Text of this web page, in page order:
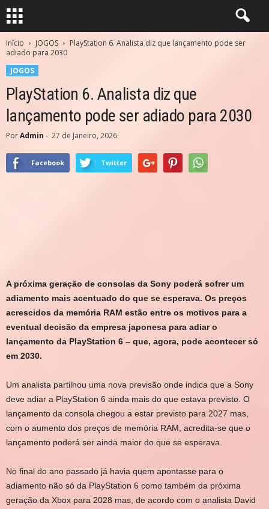
Início JOGOS
PlayStation 6. Analista diz que lançamento pode ser
adiado para 2030
JOGOS
PlayStation 6. Analista diz que
lançamento pode ser adiado para 2030
PorAdmin - 27 de Janeiro, 2026
Facebook Twitter
A próxima geração de consolas da Sony poderá sofrer um
adiamento mais acentuado do que se esperava. Os preços
acrescidos da memória RAM estão entre os motivos para a
eventual decisão da empresa japonesa para adiar o
lançamento da PlayStation 6 – que, agora, pode acontecer só
em 2030.
Um analista partilhou uma nova previsão onde indica que a Sony
deve adiar a PlayStation 6 ainda mais do que estava previsto. O
lançamento da consola chegou a estar previsto para 2027 mas,
com o aumento dos preços de memória RAM, acredita-se que o
lançamento poderá ser ainda maior do que se esperava.
No final do ano passado já havia quem apontasse para o
adiamento não só da PlayStation 6 como também da próxima
geração da Xbox para 2028 mas, de acordo com o analista David